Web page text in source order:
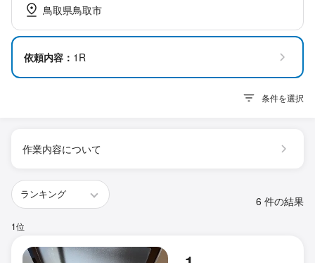
鳥取県鳥取市
依頼内容： 1R
条件を選択
作業内容について
6 件の結果
1位